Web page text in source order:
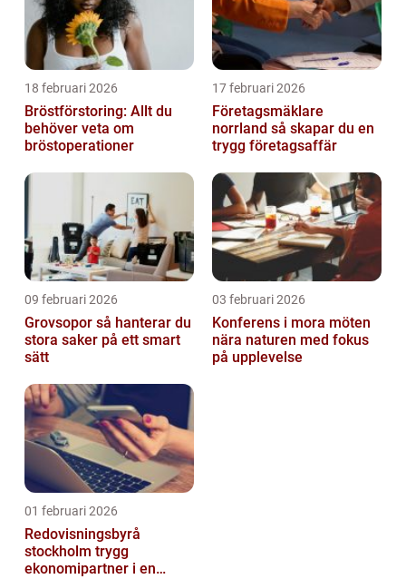
18 februari 2026
Bröstförstoring: Allt du
behöver veta om
bröstoperationer
17 februari 2026
Företagsmäklare
norrland så skapar du en
trygg företagsaffär
09 februari 2026
Grovsopor så hanterar du
stora saker på ett smart
sätt
03 februari 2026
Konferens i mora möten
nära naturen med fokus
på upplevelse
01 februari 2026
Redovisningsbyrå
stockholm trygg
ekonomipartner i en